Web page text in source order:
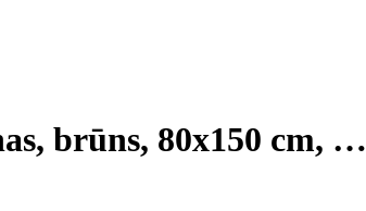
brūns, 80x150 cm, …